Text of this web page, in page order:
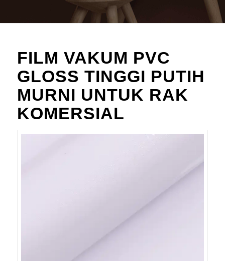
FILM VAKUM PVC
GLOSS TINGGI PUTIH
MURNI UNTUK RAK
KOMERSIAL